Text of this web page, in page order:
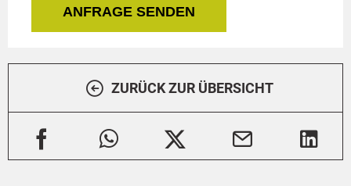
ZURÜCK ZUR ÜBERSICHT